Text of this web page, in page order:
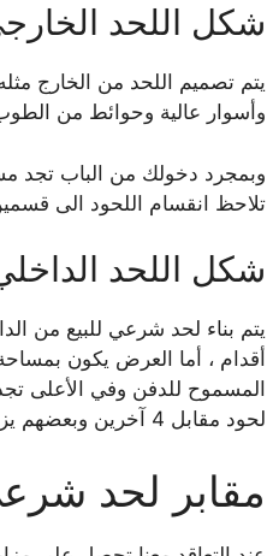
شكل اللحد
يتم تصميم اللحد من الخارج
وأسوار عالية وحوائط من
وبمجرد دخولك من الباب تجد
تلاحظ انقسام اللحود الى
شكل اللحد
يتم بناء لحد شرعي للبيع
أقدام ، أما العرض يكون
لحود مقابل 4 آخرين وبعضهم يزيد على هذا أو ينقص حسب ما يحتاجه العميل .
مقابر لحد